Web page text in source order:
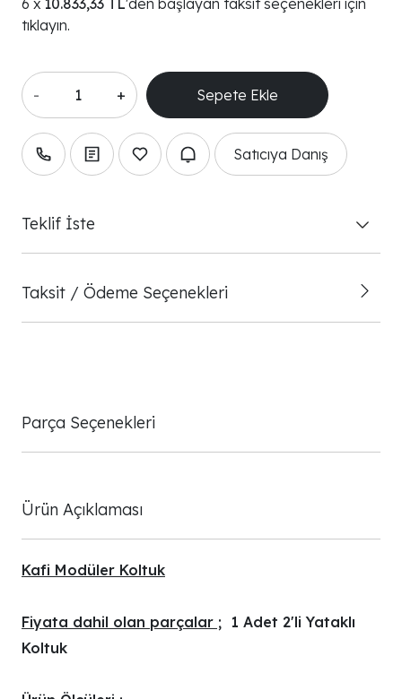
tıklayın.
- +
Satıcıya Danış
Teklif İste
Taksit / Ödeme Seçenekleri
Parça Seçenekleri
Ürün Açıklaması
Kafi Modüler Koltuk
Fiyata dahil olan parçalar ; 1 Adet 2'li Yataklı
Koltuk